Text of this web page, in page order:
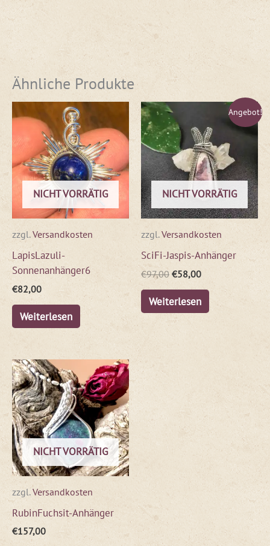
Ähnliche Produkte
NICHT VORRÄTIG
zzgl.Versandkosten
LapisLazuli-
Sonnenanhänger6
€82,00
Weiterlesen
Angebot!
NICHT VORRÄTIG
zzgl.Versandkosten
SciFi-Jaspis-Anhänger
€97,00
Ursprünglicher
Preis
war:
€97,00
€58,00
Aktueller
ist:
€58,00.
Weiterlesen
NICHT VORRÄTIG
zzgl.Versandkosten
RubinFuchsit-Anhänger
€157,00